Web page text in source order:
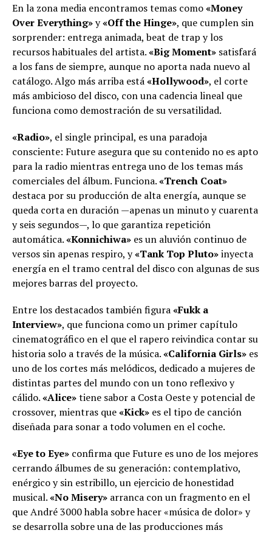
En la zona media encontramos temas como«Money
Over Everything»y«Off the Hinge», que cumplen sin
sorprender: entrega animada, beat de trap y los
recursos habituales del artista.«Big Moment» satisfará
a los fans de siempre, aunque no aporta nada nuevo al
catálogo. Algo más arriba está«Hollywood», el corte
más ambicioso del disco, con una cadencia lineal que
funciona como demostración de su versatilidad.
«Radio», el single principal, es una paradoja
consciente: Future asegura que su contenido no es apto
para la radio mientras entrega uno de los temas más
comerciales del álbum. Funciona.«Trench Coat»
destaca por su producción de alta energía, aunque se
queda corta en duración —apenas un minuto y cuarenta
y seis segundos—, lo que garantiza repetición
automática.«Konnichiwa» es un aluvión continuo de
versos sin apenas respiro, y«Tank Top Pluto»inyecta
energía en el tramo central del disco con algunas de sus
mejores barras del proyecto.
Entre los destacados también figura«Fukk a
Interview», que funciona como un primer capítulo
cinematográfico en el que el rapero reivindica contar su
historia solo a través de la música.«California Girls» es
uno de los cortes más melódicos, dedicado a mujeres de
distintas partes del mundo con un tono reflexivo y
cálido.«Alice»tiene sabor a Costa Oeste y potencial de
crossover, mientras que«Kick» es el tipo de canción
diseñada para sonar a todo volumen en el coche.
«Eye to Eye» confirma que Future es uno de los mejores
cerrando álbumes de su generación: contemplativo,
enérgico y sin estribillo, un ejercicio de honestidad
musical.«No Misery» arranca con un fragmento en el
que André 3000 habla sobre hacer «música de dolor» y
se desarrolla sobre una de las producciones más